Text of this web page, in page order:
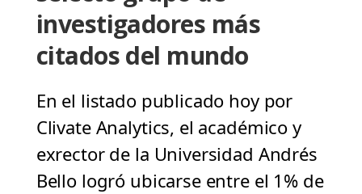
investigadores más
citados del mundo
En el listado publicado hoy por
Clivate Analytics, el académico y
exrector de la Universidad Andrés
Bello logró ubicarse entre el 1% de